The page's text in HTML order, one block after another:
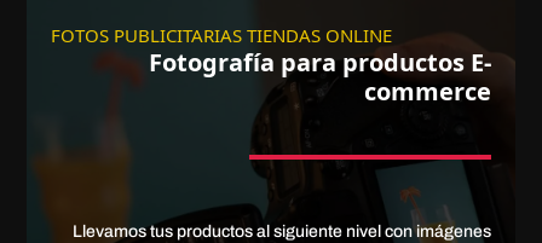
FOTOS PUBLICITARIAS TIENDAS ONLINE
Fotografía para productos E-
commerce
Llevamos tus productos al siguiente nivel con imágenes